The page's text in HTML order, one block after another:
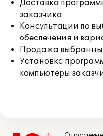
Доставка
заказчика
Консультации по
обеспечения и
Продажа
Установка
компьютеры